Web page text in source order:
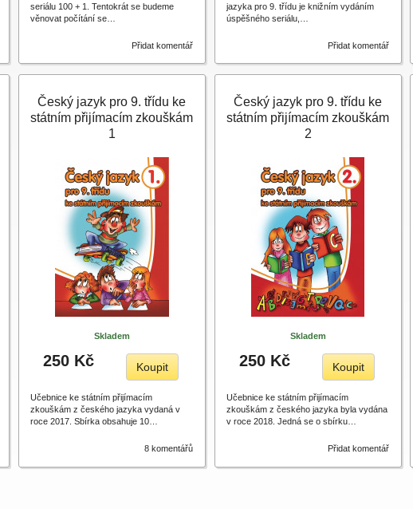
seriálu 100 + 1. Tentokrát se budeme
věnovat počítání se…
Přidat komentář
jazyka pro 9. třídu je knižním vydáním
úspěšného seriálu,…
Přidat komentář
Český jazyk pro 9. třídu ke
státním přijímacím zkouškám
1
Skladem
250 Kč Koupit
Učebnice ke státním přijímacím
zkouškám z českého jazyka vydaná v
roce 2017. Sbírka obsahuje 10…
8 komentářů
Český jazyk pro 9. třídu ke
státním přijímacím zkouškám
2
Skladem
250 Kč Koupit
Učebnice ke státním přijímacím
zkouškám z českého jazyka byla vydána
v roce 2018. Jedná se o sbírku…
Přidat komentář